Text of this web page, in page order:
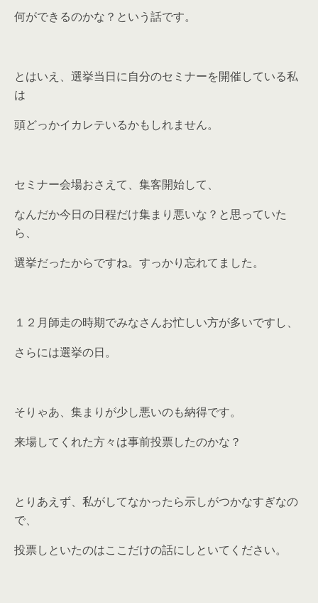
何ができるのかな？という話です。
とはいえ、選挙当日に自分のセミナーを開催している私
は
頭どっかイカレテいるかもしれません。
セミナー会場おさえて、集客開始して、
なんだか今日の日程だけ集まり悪いな？と思っていた
ら、
選挙だったからですね。すっかり忘れてました。
１２月師走の時期でみなさんお忙しい方が多いですし、
さらには選挙の日。
そりゃあ、集まりが少し悪いのも納得です。
来場してくれた方々は事前投票したのかな？
とりあえず、私がしてなかったら示しがつかなすぎなの
で、
投票しといたのはここだけの話にしといてください。